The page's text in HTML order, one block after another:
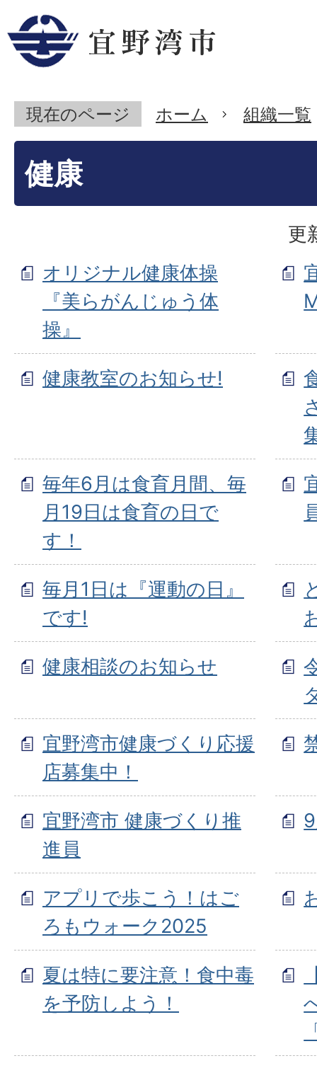
現在のページ ホーム 組織一覧
健康
更
オリジナル健康体操
『美らがんじゅう体
操』
健康教室のお知らせ!
毎年6月は食育月間、毎
月19日は食育の日で
す！
毎月1日は『運動の日』
です!
健康相談のお知らせ
宜野湾市健康づくり応援
店募集中！
宜野湾市 健康づくり推
進員
アプリで歩こう！はご
ろもウォーク2025
夏は特に要注意！食中毒
を予防しよう！